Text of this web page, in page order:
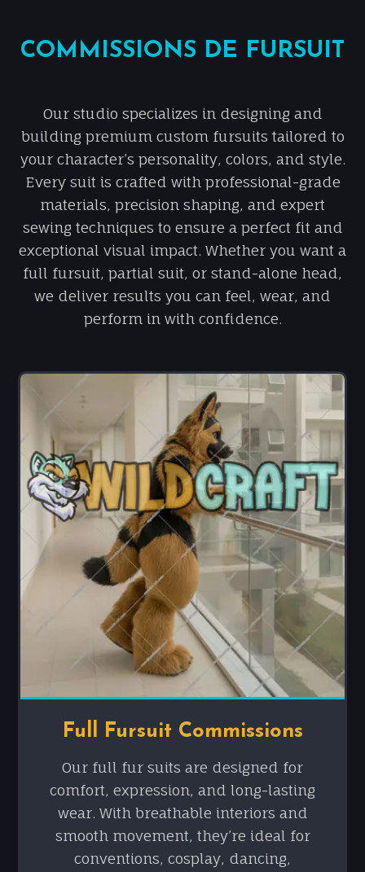
COMMISSIONS DE FURSUIT
Our studio specializes in designing and
building premium custom fursuits tailored to
your character’s personality, colors, and style.
Every suit is crafted with professional-grade
materials, precision shaping, and expert
sewing techniques to ensure a perfect fit and
exceptional visual impact. Whether you want a
full fursuit, partial suit, or stand-alone head,
we deliver results you can feel, wear, and
perform in with confidence.
Full Fursuit Commissions
Our full fur suits are designed for
comfort, expression, and long-lasting
wear. With breathable interiors and
smooth movement, they’re ideal for
conventions, cosplay, dancing,